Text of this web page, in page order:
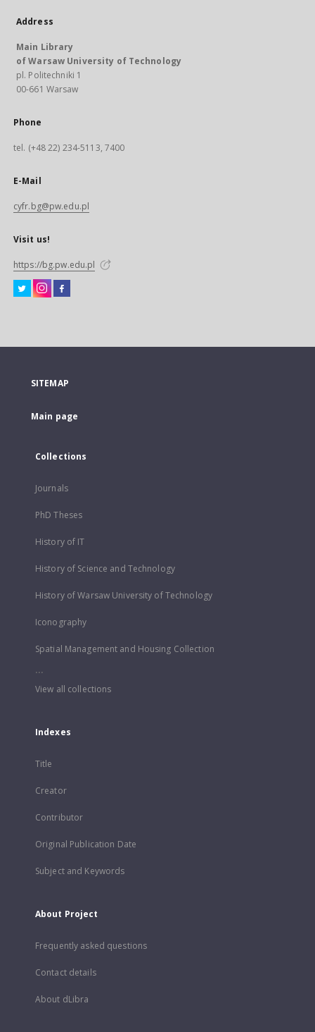
Address
Main Library
of Warsaw University of Technology
pl. Politechniki 1
00-661 Warsaw
Phone
tel. (+48 22) 234-5113, 7400
E-Mail
cyfr.bg@pw.edu.pl
Visit us!
https://bg.pw.edu.pl
SITEMAP
Main page
Collections
Journals
PhD Theses
History of IT
History of Science and Technology
History of Warsaw University of Technology
Iconography
Spatial Management and Housing Collection
...
View all collections
Indexes
Title
Creator
Contributor
Original Publication Date
Subject and Keywords
About Project
Frequently asked questions
Contact details
About dLibra